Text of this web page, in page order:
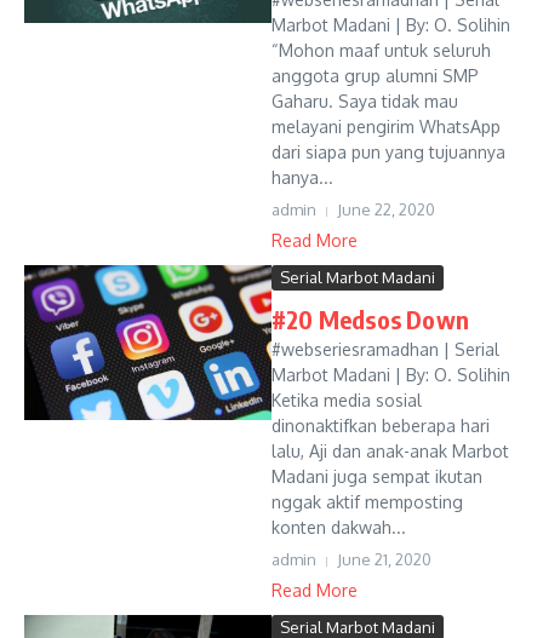
Marbot Madani | By: O. Solihin
“Mohon maaf untuk seluruh
anggota grup alumni SMP
Gaharu. Saya tidak mau
melayani pengirim WhatsApp
dari siapa pun yang tujuannya
hanya...
admin June 22, 2020
Read More
Serial Marbot Madani
#20 Medsos Down
#webseriesramadhan | Serial
Marbot Madani | By: O. Solihin
Ketika media sosial
dinonaktifkan beberapa hari
lalu, Aji dan anak-anak Marbot
Madani juga sempat ikutan
nggak aktif memposting
konten dakwah...
admin June 21, 2020
Read More
Serial Marbot Madani